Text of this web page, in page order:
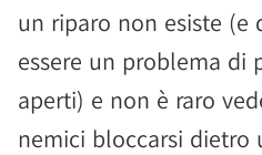
un riparo non esiste (e
essere un problema di
aperti) e non è raro
nemici bloccarsi dietro